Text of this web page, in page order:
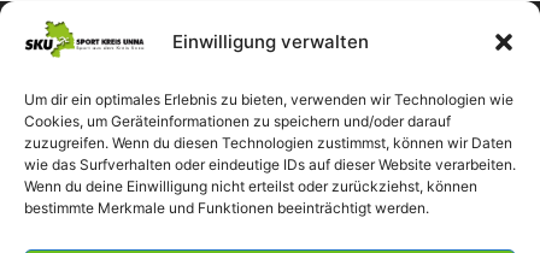
Einwilligung verwalten
Um dir ein optimales Erlebnis zu bieten, verwenden wir Technologien wie
Cookies, um Geräteinformationen zu speichern und/oder darauf
zuzugreifen. Wenn du diesen Technologien zustimmst, können wir Daten
wie das Surfverhalten oder eindeutige IDs auf dieser Website verarbeiten.
Wenn du deine Einwilligung nicht erteilst oder zurückziehst, können
bestimmte Merkmale und Funktionen beeinträchtigt werden.